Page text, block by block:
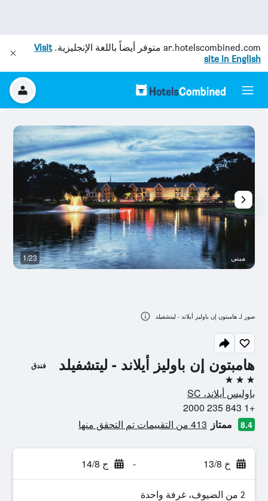
ar.hotelscombined.com متوفر أيضاً باللغة الإنجليزية.Visit
site in English
هامبتون إن باوليز أيلاند - ليتشفيلد فندق
3 نجوم
باوليس أيلاند، SC
+1 843 235 2000
8.4 ممتاز 413 من التقييمات تم التحقق منها
خ 13/8 - ج 14/8
2 من الضيوف، غرفة واحدة
مبنى 1/23
صور لـ هامبتون إن باوليز أيلاند - ليتشفيلد